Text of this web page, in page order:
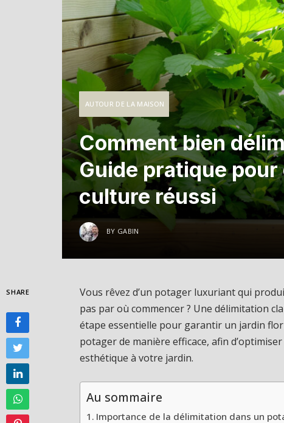
AUTOUR DE LA MAISON
Comment bien
Guide pratique
culture réussi
BY GABIN
SHARE
Vous rêvez d’un potager luxuriant qui
pas par où commencer ? Une délimitation
étape essentielle pour garantir un jardin
potager de manière efficace, afin
esthétique à votre jardin.
Au sommaire
Importance de la délimitation dans un